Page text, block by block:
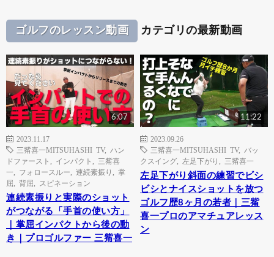
ゴルフのレッスン動画 カテゴリの最新動画
6:07
2023.11.17
三觜喜一MITSUHASHI TV, ハン
ドファースト
インパクト
三觜喜
一
フォロースルー 連続素振り
掌
屈
背屈 スピネーション
連続素振りと実際のショット
がつながる「手首の使い方」
｜掌屈インパクトから後の動
き｜プロゴルファー 三觜喜一
11:22
2023.09.26
三觜喜一MITSUHASHI TV, バッ
クスイング
左足下がり 三觜喜一
左足下がり斜面の練習でビシ
ビシとナイスショットを放つ
ゴルフ歴8ヶ月の若者｜三觜
喜一プロのアマチュアレッス
ン